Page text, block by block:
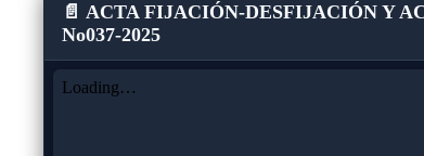
📄 ACTA FIJACIÓN-DESFIJACIÓN Y
No037-2025